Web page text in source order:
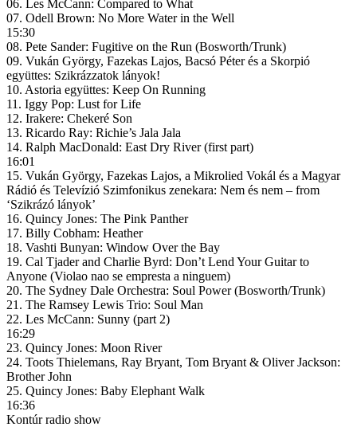
06. Les McCann: Compared to What
07. Odell Brown: No More Water in the Well
15:30
08. Pete Sander: Fugitive on the Run (Bosworth/Trunk)
09. Vukán György, Fazekas Lajos, Bacsó Péter és a Skorpió
együttes: Szikrázzatok lányok!
10. Astoria együttes: Keep On Running
11. Iggy Pop: Lust for Life
12. Irakere: Chekeré Son
13. Ricardo Ray: Richie’s Jala Jala
14. Ralph MacDonald: East Dry River (first part)
16:01
15. Vukán György, Fazekas Lajos, a Mikrolied Vokál és a Magyar
Rádió és Televízió Szimfonikus zenekara: Nem és nem – from
‘Szikrázó lányok’
16. Quincy Jones: The Pink Panther
17. Billy Cobham: Heather
18. Vashti Bunyan: Window Over the Bay
19. Cal Tjader and Charlie Byrd: Don’t Lend Your Guitar to
Anyone (Violao nao se empresta a ninguem)
20. The Sydney Dale Orchestra: Soul Power (Bosworth/Trunk)
21. The Ramsey Lewis Trio: Soul Man
22. Les McCann: Sunny (part 2)
16:29
23. Quincy Jones: Moon River
24. Toots Thielemans, Ray Bryant, Tom Bryant & Oliver Jackson:
Brother John
25. Quincy Jones: Baby Elephant Walk
16:36
Kontúr radio show